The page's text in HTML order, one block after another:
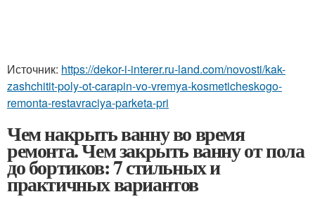
Источник: https://dekor-i-interer.ru-land.com/novosti/kak-
zashchitit-poly-ot-carapin-vo-vremya-kosmeticheskogo-
remonta-restavraciya-parketa-pri
Чем накрыть ванну во время
ремонта. Чем закрыть ванну от пола
до бортиков: 7 стильных и
практичных вариантов